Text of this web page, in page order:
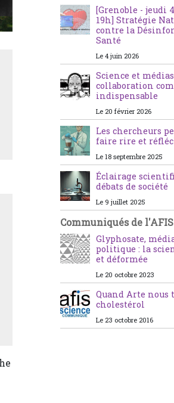
[Grenoble - jeudi
19h] Stratégie
contre la
Santé
Le 4 juin 2026
Science et
collaboration
indispensable
Le 20 février 2026
Les chercheurs
faire rire et
Le 18 septembre 2025
Éclairage
débats de société
Le 9 juillet 2025
Communiqués de l'AFIS
Glyphosate,
politique : la
et déformée
Le 20 octobre 2023
Quand Arte nous
cholestérol
Le 23 octobre 2016